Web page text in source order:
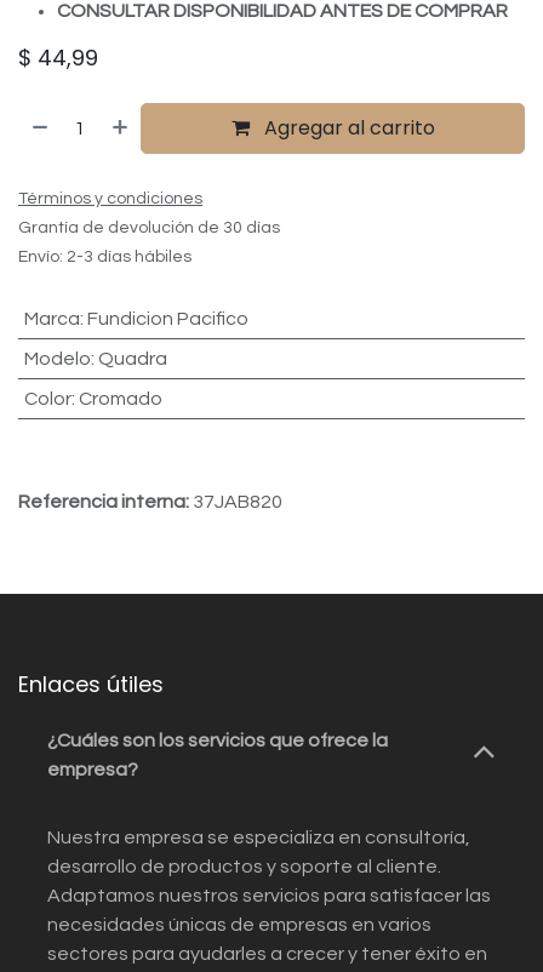
CONSULTAR DISPONIBILIDAD ANTES DE COMPRAR
$ 44,99
Agregar al carrito
Términos y condiciones
Grantía de devolución de 30 días
Envío: 2-3 días hábiles
Marca: Fundicion Pacifico
Modelo: Quadra
Color: Cromado
Referencia interna: 37JAB820
Enlaces útiles
¿Cuáles son los servicios que ofrece la
empresa?
Nuestra empresa se especializa en consultoría,
desarrollo de productos y soporte al cliente.
Adaptamos nuestros servicios para satisfacer las
necesidades únicas de empresas en varios
sectores para ayudarles a crecer y tener éxito en